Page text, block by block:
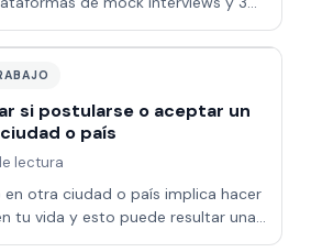
entrevistas técnicas
si postularse o aceptar un
o país
lectura
otra ciudad o país implica hacer
tu vida y esto puede resultar una
pero esta gu…